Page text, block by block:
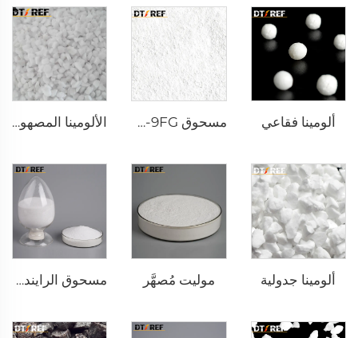
ألومينا فقاعي مسحوق AW-9FG أكسيد الألمنيوم α المُشبع حراريًا الألومينا المصهورة البيضاء
ألومينا جدولية موليت مُصهَّر مسحوق الرايندوم الأبيض